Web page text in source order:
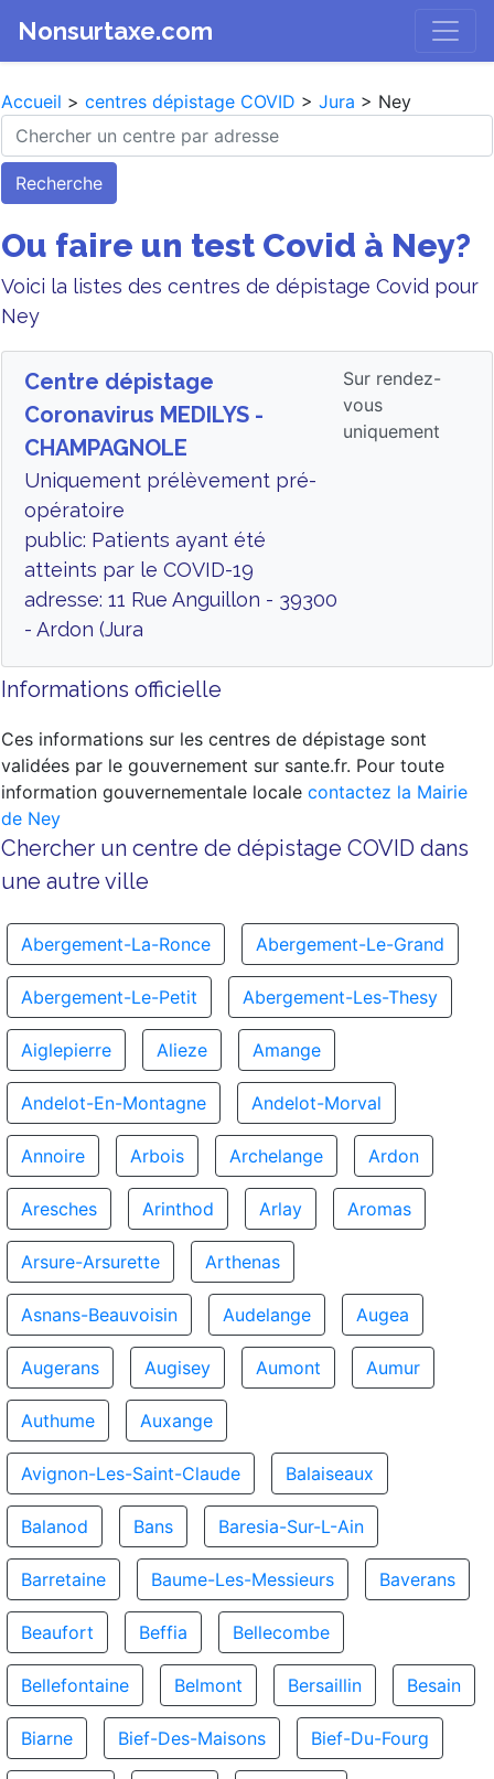
Nonsurtaxe.com
Accueil > centres dépistage COVID > Jura > Ney
Recherche
Ou faire un test Covid à Ney?
Voici la listes des centres de dépistage Covid pour
Ney
Centre dépistage
Coronavirus MEDILYS -
CHAMPAGNOLE
Uniquement prélèvement pré-
opératoire
public: Patients ayant été
atteints par le COVID-19
adresse: 11 Rue Anguillon - 39300
- Ardon (Jura
Sur rendez-
vous
uniquement
Informations officielle
Ces informations sur les centres de dépistage sont
validées par le gouvernement sur sante.fr. Pour toute
information gouvernementale locale contactez la Mairie
de Ney
Chercher un centre de dépistage COVID dans
une autre ville
Abergement-La-Ronce Abergement-Le-Grand
Abergement-Le-Petit Abergement-Les-Thesy
Aiglepierre Alieze Amange
Andelot-En-Montagne Andelot-Morval
Annoire Arbois Archelange Ardon
Aresches Arinthod Arlay Aromas
Arsure-Arsurette Arthenas
Asnans-Beauvoisin Audelange Augea
Augerans Augisey Aumont Aumur
Authume Auxange
Avignon-Les-Saint-Claude Balaiseaux
Balanod Bans Baresia-Sur-L-Ain
Barretaine Baume-Les-Messieurs Baverans
Beaufort Beffia Bellecombe
Bellefontaine Belmont Bersaillin Besain
Biarne Bief-Des-Maisons Bief-Du-Fourg